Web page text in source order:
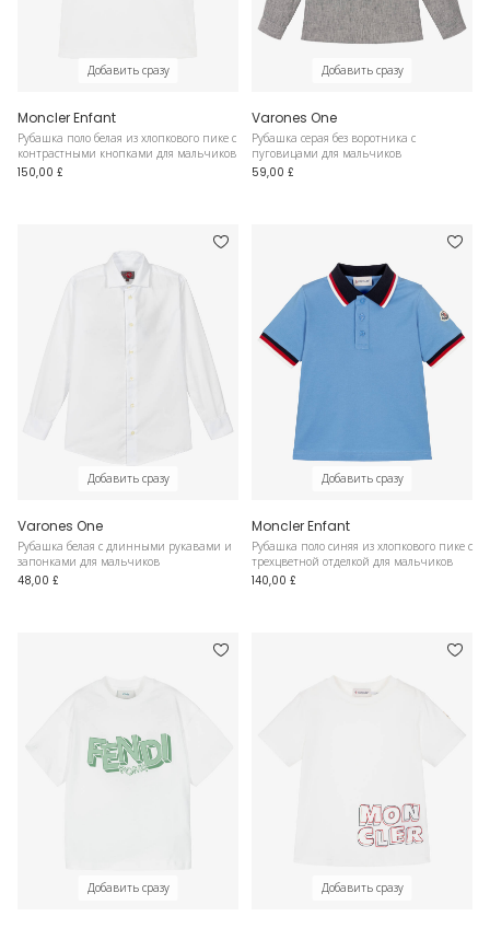
Добавить сразу
Moncler Enfant
Рубашка поло белая из хлопкового пике с
контрастными кнопками для мальчиков
150,00 £
Добавить сразу
Varones One
Рубашка серая без воротника с
пуговицами для мальчиков
59,00 £
Добавить сразу
Varones One
Рубашка белая с длинными рукавами и
запонками для мальчиков
48,00 £
Добавить сразу
Moncler Enfant
Рубашка поло синяя из хлопкового пике с
трехцветной отделкой для мальчиков
140,00 £
Добавить сразу Добавить сразу